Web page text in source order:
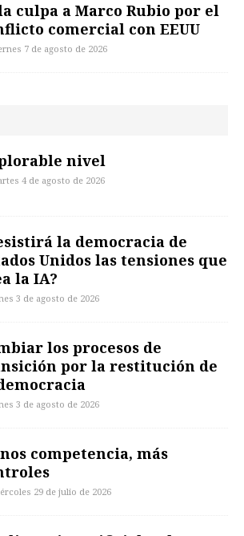
culpa a Marco Rubio por el
comercial con EEUU
7 de agosto de 2026
nivel
4 de agosto de 2026
la democracia de
Unidos las tensiones que
la IA?
3 de agosto de 2026
los procesos de
por la restitución de
3 de agosto de 2026
competencia, más
29 de julio de 2026